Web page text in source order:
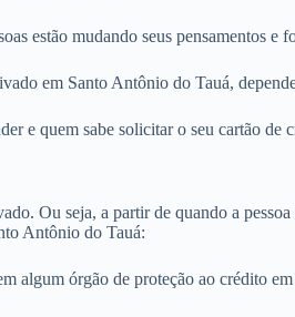
estão mudando seus pensamentos e
em Santo Antônio do Tauá,
e quem sabe solicitar o seu cartão
Ou seja, a partir de quando a
Antônio do Tauá:
algum órgão de proteção ao crédito